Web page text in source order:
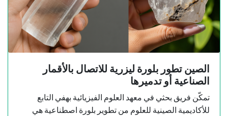
الصين تطور بلورة ليزرية للاتصال بالأقمار
الصناعية أو تدميرها
تمكّن فريق بحثي في معهد العلوم الفيزيائية بهفي التابع
للأكاديمية الصينية للعلوم من تطوير بلورة اصطناعية هي